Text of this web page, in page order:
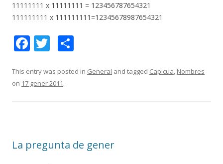
11111111 x 11111111 = 123456787654321
111111111 x 111111111=12345678987654321
F
e
b
k
T
itt
er
m
ix
This entry was posted in General and tagged Capicua, Nombres
on 17 gener 2011.
La pregunta de gener